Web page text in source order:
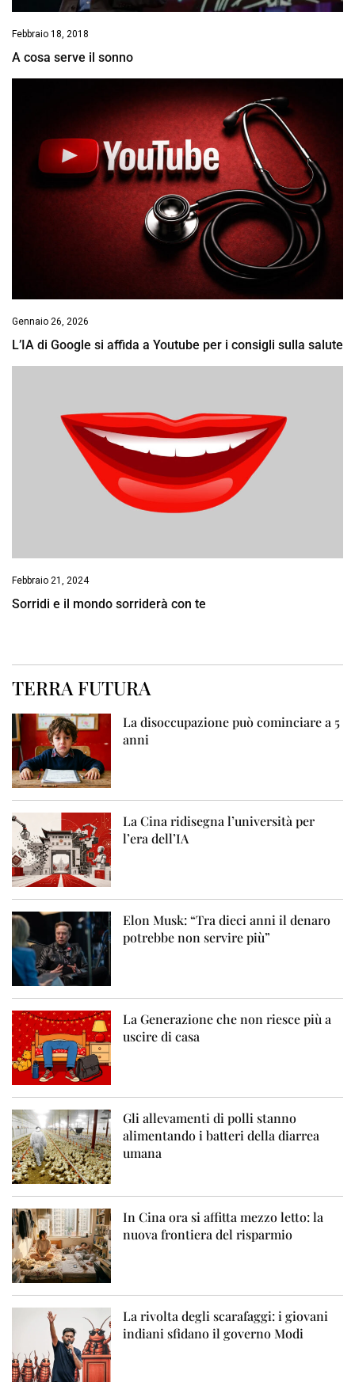
Febbraio 18, 2018
A cosa serve il sonno
Gennaio 26, 2026
L’IA di Google si affida a Youtube per i consigli sulla salute
Febbraio 21, 2024
Sorridi e il mondo sorriderà con te
TERRA FUTURA
La disoccupazione può cominciare a 5
anni
La Cina ridisegna l’università per
l’era dell’IA
Elon Musk: “Tra dieci anni il denaro
potrebbe non servire più”
La Generazione che non riesce più a
uscire di casa
Gli allevamenti di polli stanno
alimentando i batteri della diarrea
umana
In Cina ora si affitta mezzo letto: la
nuova frontiera del risparmio
La rivolta degli scarafaggi: i giovani
indiani sfidano il governo Modi